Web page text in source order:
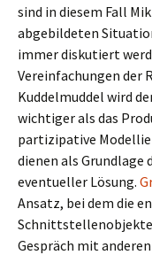
sind in diesem Fall
abgebildeten
immer diskutiert
Vereinfachungen der
Kuddelmuddel wird
wichtiger als das
partizipative
dienen als Grundlage
eventueller Lösung.
Ansatz, bei dem die
Schnittstellenobjekte
Gespräch mit